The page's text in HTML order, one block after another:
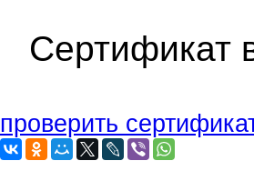
Сертификат
проверить